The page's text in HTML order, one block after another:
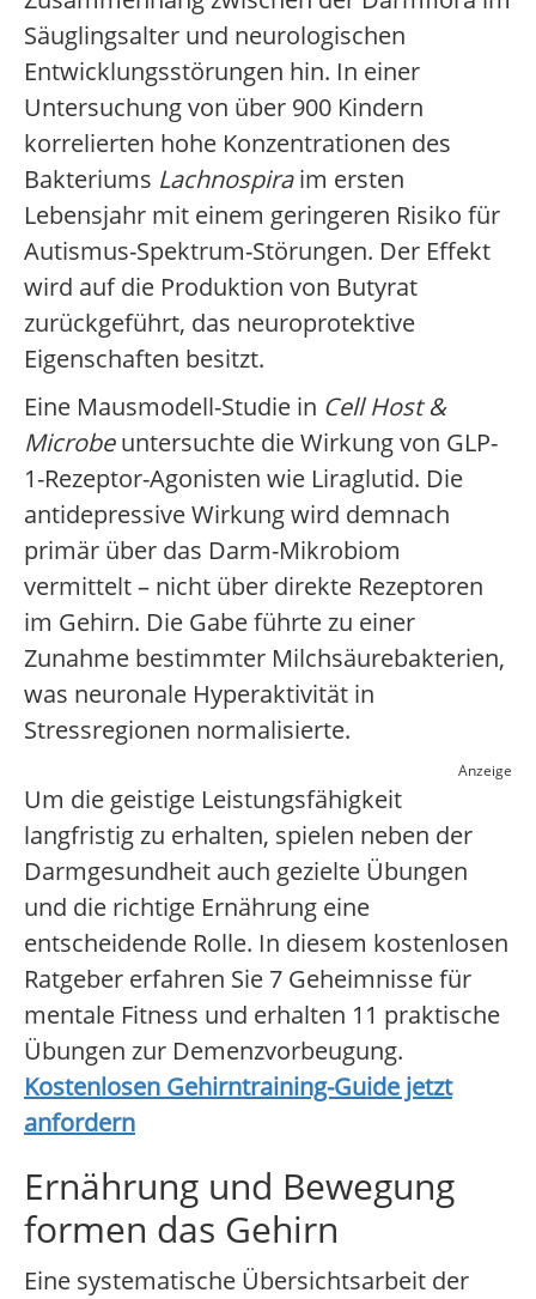
Säuglingsalter und neurologischen
Entwicklungsstörungen hin. In einer
Untersuchung von über 900 Kindern
korrelierten hohe Konzentrationen des
Bakteriums Lachnospiraim ersten
Lebensjahr mit einem geringeren Risiko für
Autismus-Spektrum-Störungen. Der Effekt
wird auf die Produktion von Butyrat
zurückgeführt, das neuroprotektive
Eigenschaften besitzt.
Eine Mausmodell-Studie in Cell Host &
Microbeuntersuchte die Wirkung von GLP-
1-Rezeptor-Agonisten wie Liraglutid. Die
antidepressive Wirkung wird demnach
primär über das Darm-Mikrobiom
vermittelt – nicht über direkte Rezeptoren
im Gehirn. Die Gabe führte zu einer
Zunahme bestimmter Milchsäurebakterien,
was neuronale Hyperaktivität in
Stressregionen normalisierte.
Anzeige
Um die geistige Leistungsfähigkeit
langfristig zu erhalten, spielen neben der
Darmgesundheit auch gezielte Übungen
und die richtige Ernährung eine
entscheidende Rolle. In diesem kostenlosen
Ratgeber erfahren Sie 7 Geheimnisse für
mentale Fitness und erhalten 11 praktische
Übungen zur Demenzvorbeugung.
Kostenlosen Gehirntraining-Guide jetzt
anfordern
Ernährung und Bewegung
formen das Gehirn
Eine systematische Übersichtsarbeit der